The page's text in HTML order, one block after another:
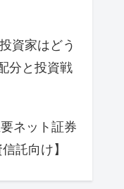
資家はどう
分と投資戦
ネット証券
託向け】